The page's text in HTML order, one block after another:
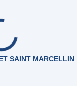
SAINT MARCELLIN